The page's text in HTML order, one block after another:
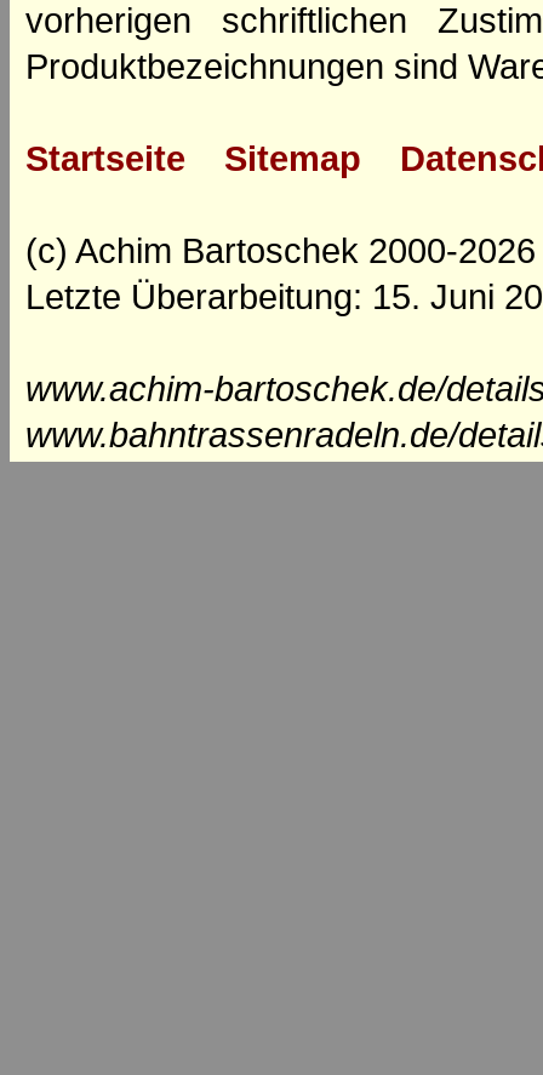
vorherigen schriftlichen
Produktbezeichnungen sind
Startseite Sitemap
(c) Achim Bartoschek 2000-2026
Letzte Überarbeitung: 15. Juni
www.achim-bartoschek.de/
www.bahntrassenradeln.de/